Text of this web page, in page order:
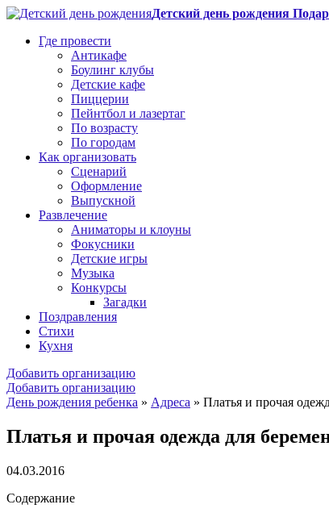
Детский день рождения
Где провести
Антикафе
Боулинг клубы
Детские кафе
Пиццерии
Пейнтбол и лазертаг
По возрасту
По городам
Как организовать
Сценарий
Оформление
Выпускной
Развлечение
Аниматоры и клоуны
Фокусники
Детские игры
Музыка
Конкурсы
Загадки
Поздравления
Стихи
Кухня
Добавить организацию
Добавить организацию
День рождения ребенка » Адреса » Платья и прочая
Платья и прочая одежда для
04.03.2016
Содержание